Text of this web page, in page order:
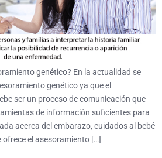
genético? En la actualidad se
genético ya que el
ser un proceso de comunicación que
de información suficientes para
acerca del embarazo, cuidados al bebé
el asesoramiento […]